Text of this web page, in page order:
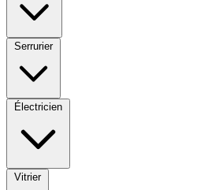
Serrurier
Électricien
Vitrier